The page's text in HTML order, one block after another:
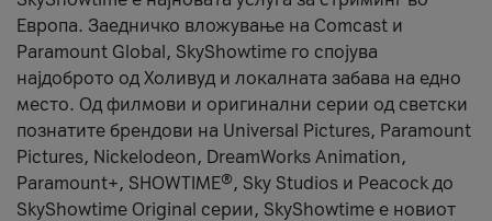
Европа. Заедничко вложување на Comcast и
Paramount Global, SkyShowtime го спојува
најдоброто од Холивуд и локалната забава на едно
место. Од филмови и оригинални серии од светски
познатите брендови на Universal Pictures, Paramount
Pictures, Nickelodeon, DreamWorks Animation,
Paramount+, SHOWTIME®, Sky Studios и Peacock до
SkyShowtime Original серии, SkyShowtime е новиот